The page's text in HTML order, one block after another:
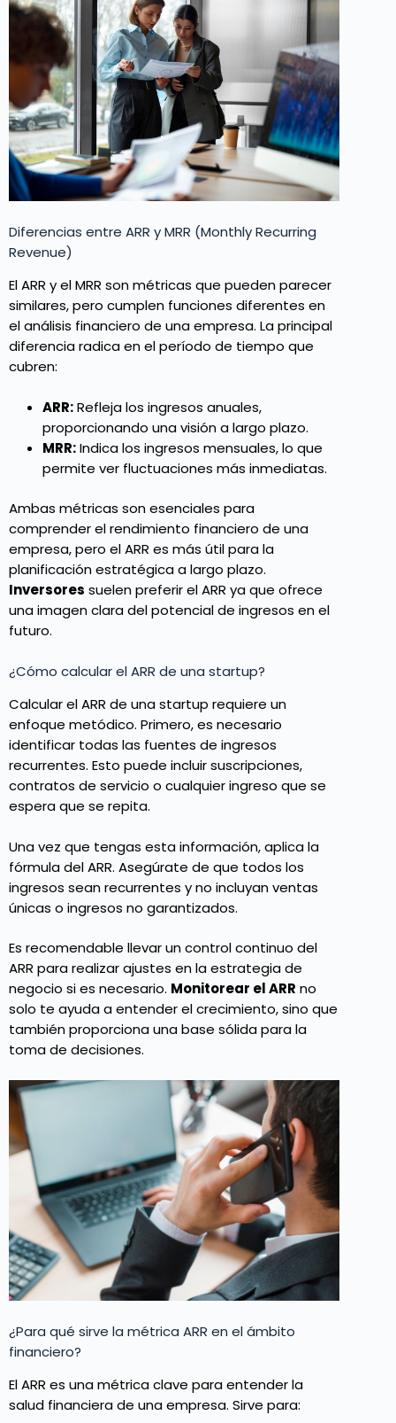
Diferencias entre ARR y MRR (Monthly Recurring
Revenue)
El ARR y el MRR son métricas que pueden parecer
similares, pero cumplen funciones diferentes en
el análisis financiero de una empresa. La principal
diferencia radica en el período de tiempo que
cubren:
ARR:Refleja los ingresos anuales,
proporcionando una visión a largo plazo.
MRR:Indica los ingresos mensuales, lo que
permite ver fluctuaciones más inmediatas.
Ambas métricas son esenciales para
comprender el rendimiento financiero de una
empresa, pero el ARR es más útil para la
planificación estratégica a largo plazo.
Inversores suelen preferir el ARR ya que ofrece
una imagen clara del potencial de ingresos en el
futuro.
¿Cómo calcular el ARR de una startup?
Calcular el ARR de una startup requiere un
enfoque metódico. Primero, es necesario
identificar todas las fuentes de ingresos
recurrentes. Esto puede incluir suscripciones,
contratos de servicio o cualquier ingreso que se
espera que se repita.
Una vez que tengas esta información, aplica la
fórmula del ARR. Asegúrate de que todos los
ingresos sean recurrentes y no incluyan ventas
únicas o ingresos no garantizados.
Es recomendable llevar un control continuo del
ARR para realizar ajustes en la estrategia de
negocio si es necesario. Monitorear el ARR no
solo te ayuda a entender el crecimiento, sino que
también proporciona una base sólida para la
toma de decisiones.
¿Para qué sirve la métrica ARR en el ámbito
financiero?
El ARR es una métrica clave para entender la
salud financiera de una empresa. Sirve para: